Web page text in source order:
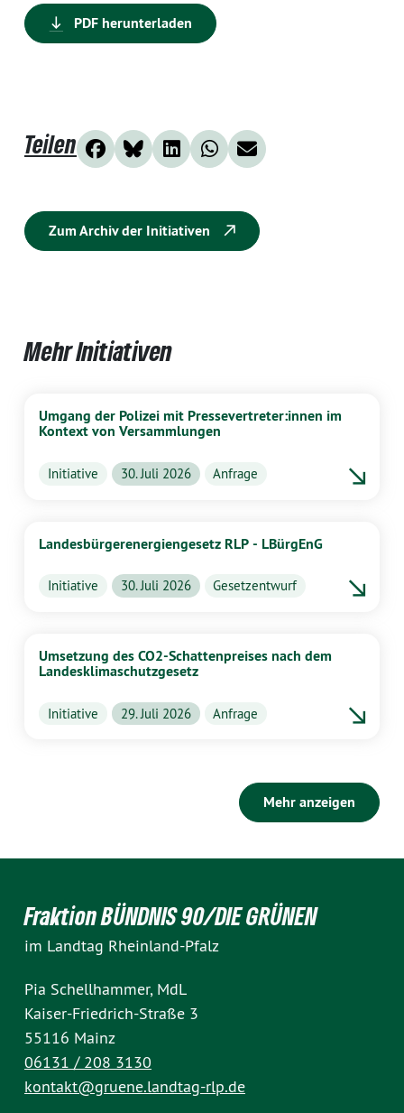
PDF herunterladen
Teilen
Zum Archiv der Initiativen
Mehr Initiativen
Umgang der Polizei mit Pressevertreter:innen im
Kontext von Versammlungen
Initiative 30. Juli 2026 Anfrage
Landesbürgerenergiengesetz RLP - LBürgEnG
Initiative 30. Juli 2026 Gesetzentwurf
Umsetzung des CO2-Schattenpreises nach dem
Landesklimaschutzgesetz
Initiative 29. Juli 2026 Anfrage
Mehr anzeigen
Fraktion BÜNDNIS 90/DIE GRÜNEN
im Landtag Rheinland-Pfalz
Pia Schellhammer, MdL
Kaiser-Friedrich-Straße 3
55116 Mainz
06131 / 208 3130
kontakt@gruene.landtag-rlp.de